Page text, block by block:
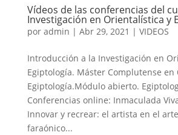
Vídeos de las conferencias del
Investigación en Orientalística y
por admin | Abr 29, 2021 | VIDEOS
Introducción a la Investigación en
Egiptología. Máster Complutense
Egiptología.Módulo abierto.
Conferencias online: Inmaculada
Innovar y recrear: el artista en el
faraónico...